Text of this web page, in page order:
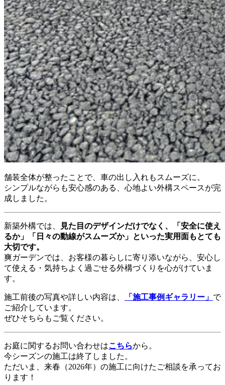
舗装全体が整ったことで、車の出し入れもスムーズに。
シンプルながらも安心感のある、心地よい外構スペースが完
成しました。
新築外構では、
見た目のデザインだけでなく、「安全に使え
るか」「日々の動線がスムーズか」といった実用面もとても
大切です。
爽ガーデンでは、お客様の暮らしに寄り添いながら、安心し
て使える・気持ちよく過ごせる外構づくりを心がけていま
す。
施工前後の写真や詳しい内容は、 「施工事例ギャラリー」 で
ご紹介しています。
ぜひそちらもご覧ください。
お庭に関するお問い合わせはこちらから。
今シーズンの施工は終了しました。
ただいま、来春（2026年）の施工に向けたご相談を承ってお
ります！